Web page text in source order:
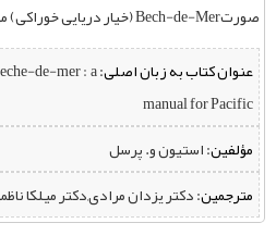
صورتBech-de-Mer (خیار دریایی خوراکی) می‌باشد.
عنوان کتاب به زبان اصلی:de-mer : a
manual for Pacific
مؤلفین:‌ استیون و. پرسل
مترجمین: دکتر یزدان مرادی,دکتر میلکا